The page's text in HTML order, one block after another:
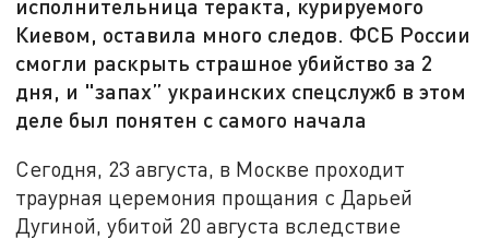
исполнительница теракта, курируемого
Киевом, оставила много следов. ФСБ России
смогли раскрыть страшное убийство за 2
дня, и "запах” украинских спецслужб в этом
деле был понятен с самого начала
Сегодня, 23 августа, в Москве проходит
траурная церемония прощания с Дарьей
Дугиной, убитой 20 августа вследствие